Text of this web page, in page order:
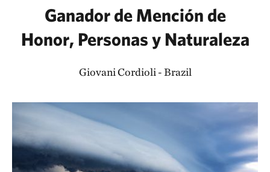
Ganador de Mención de
Honor, Personas y Naturaleza
Giovani Cordioli - Brazil